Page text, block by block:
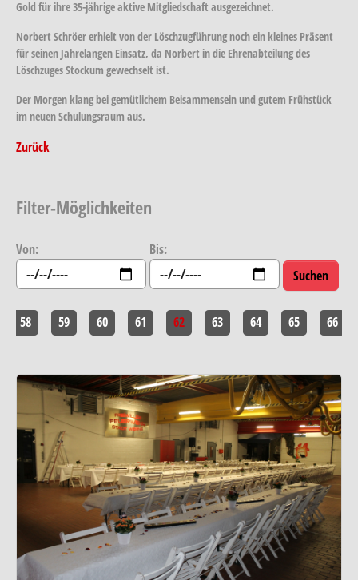
Gold für ihre 35-jährige aktive Mitgliedschaft ausgezeichnet.
Norbert Schröer erhielt von der Löschzugführung noch ein kleines Präsent
für seinen Jahrelangen Einsatz, da Norbert in die Ehrenabteilung des
Löschzuges Stockum gewechselt ist.
Der Morgen klang bei gemütlichem Beisammensein und gutem Frühstück
im neuen Schulungsraum aus.
Zurück
Filter-Möglichkeiten
Von: Bis:
58 59 60 61 62 63 64 65 66